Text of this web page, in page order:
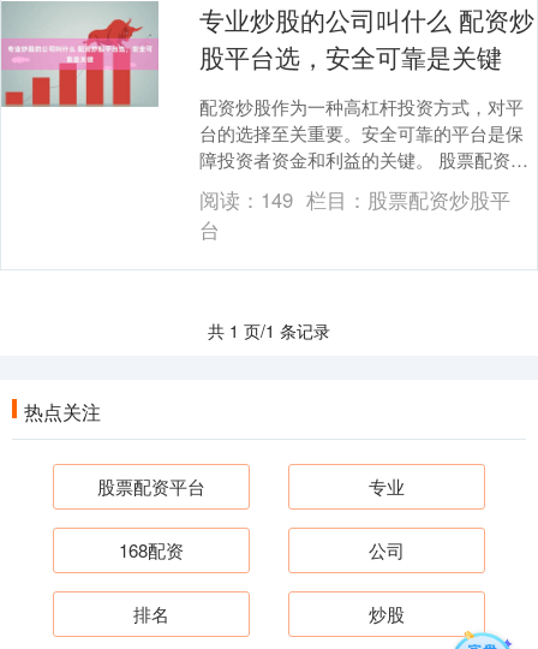
专业炒股的公司叫什么 配资炒
股平台选，安全可靠是关键
配资炒股作为一种高杠杆投资方式，对平
台的选择至关重要。安全可靠的平台是保
障投资者资金和利益的关键。 股票配资吧
拥有经验丰富的专业团队，严格把控风控
体系，确保资金....
阅读： 149 栏目： 股票配资炒股平
台
共 1 页/1 条记录
热点关注
股票配资平台 专业
168配资 公司
排名 炒股